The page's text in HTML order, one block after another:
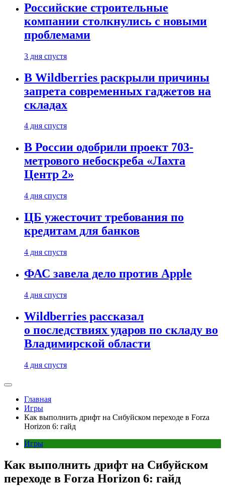
Российские строительные
компании столкнулись с новыми
проблемами
3 дня спустя
В Wildberries раскрыли причины
запрета современных гаджетов на
складах
4 дня спустя
В России одобрили проект 703-
метрового небоскреба «Лахта
Центр 2»
4 дня спустя
ЦБ ужесточит требования по
кредитам для банков
4 дня спустя
ФАС завела дело против Apple
4 дня спустя
Wildberries рассказал
о последствиях ударов по складу во
Владимирской области
4 дня спустя
Главная
Игры
Как выполнить дрифт на Сибуйском переходе в Forza
Horizon 6: гайд
Игры
Как выполнить дрифт на Сибуйском
переходе в Forza Horizon 6: гайд